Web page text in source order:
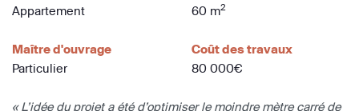
Appartement
60 m2
Maître d'ouvrage
Particulier
Coût des travaux
80 000€
« L’idée du projet a été d’optimiser le moindre mètre carré de